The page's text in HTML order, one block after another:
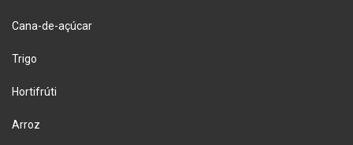
Cana-de-açúcar
Trigo
Hortifrúti
Arroz